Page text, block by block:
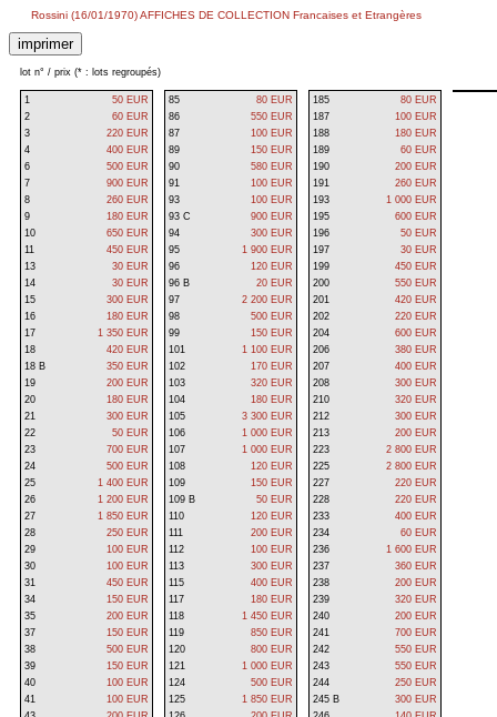
Rossini (16/01/1970) AFFICHES DE COLLECTION Francaises et Etrangères
lot n° / prix (* : lots regroupés)
1
50 EUR
2
60 EUR
3
220 EUR
4
400 EUR
6
500 EUR
7
900 EUR
8
260 EUR
9
180 EUR
10
650 EUR
11
450 EUR
13
30 EUR
14
30 EUR
15
300 EUR
16
180 EUR
17
1 350 EUR
18
420 EUR
18 B
350 EUR
19
200 EUR
20
180 EUR
21
300 EUR
22
50 EUR
23
700 EUR
24
500 EUR
25
1 400 EUR
26
1 200 EUR
27
1 850 EUR
28
250 EUR
29
100 EUR
30
100 EUR
31
450 EUR
34
150 EUR
35
200 EUR
37
150 EUR
38
500 EUR
39
150 EUR
40
100 EUR
41
100 EUR
85
80 EUR
86
550 EUR
87
100 EUR
89
150 EUR
90
580 EUR
91
100 EUR
93
100 EUR
93 C
900 EUR
94
300 EUR
95
1 900 EUR
96
120 EUR
96 B
20 EUR
97
2 200 EUR
98
500 EUR
99
150 EUR
101
1 100 EUR
102
170 EUR
103
320 EUR
104
180 EUR
105
3 300 EUR
106
1 000 EUR
107
1 000 EUR
108
120 EUR
109
150 EUR
109 B
50 EUR
110
120 EUR
111
200 EUR
112
100 EUR
113
300 EUR
115
400 EUR
117
180 EUR
118
1 450 EUR
119
850 EUR
120
800 EUR
121
1 000 EUR
124
500 EUR
125
1 850 EUR
185
80 EUR
187
100 EUR
188
180 EUR
189
60 EUR
190
200 EUR
191
260 EUR
193
1 000 EUR
195
600 EUR
196
50 EUR
197
30 EUR
199
450 EUR
200
550 EUR
201
420 EUR
202
220 EUR
204
600 EUR
206
380 EUR
207
400 EUR
208
300 EUR
210
320 EUR
212
300 EUR
213
200 EUR
223
2 800 EUR
225
2 800 EUR
227
220 EUR
228
220 EUR
233
400 EUR
234
60 EUR
236
1 600 EUR
237
360 EUR
238
200 EUR
239
320 EUR
240
200 EUR
241
700 EUR
242
550 EUR
243
550 EUR
244
250 EUR
245 B
300 EUR